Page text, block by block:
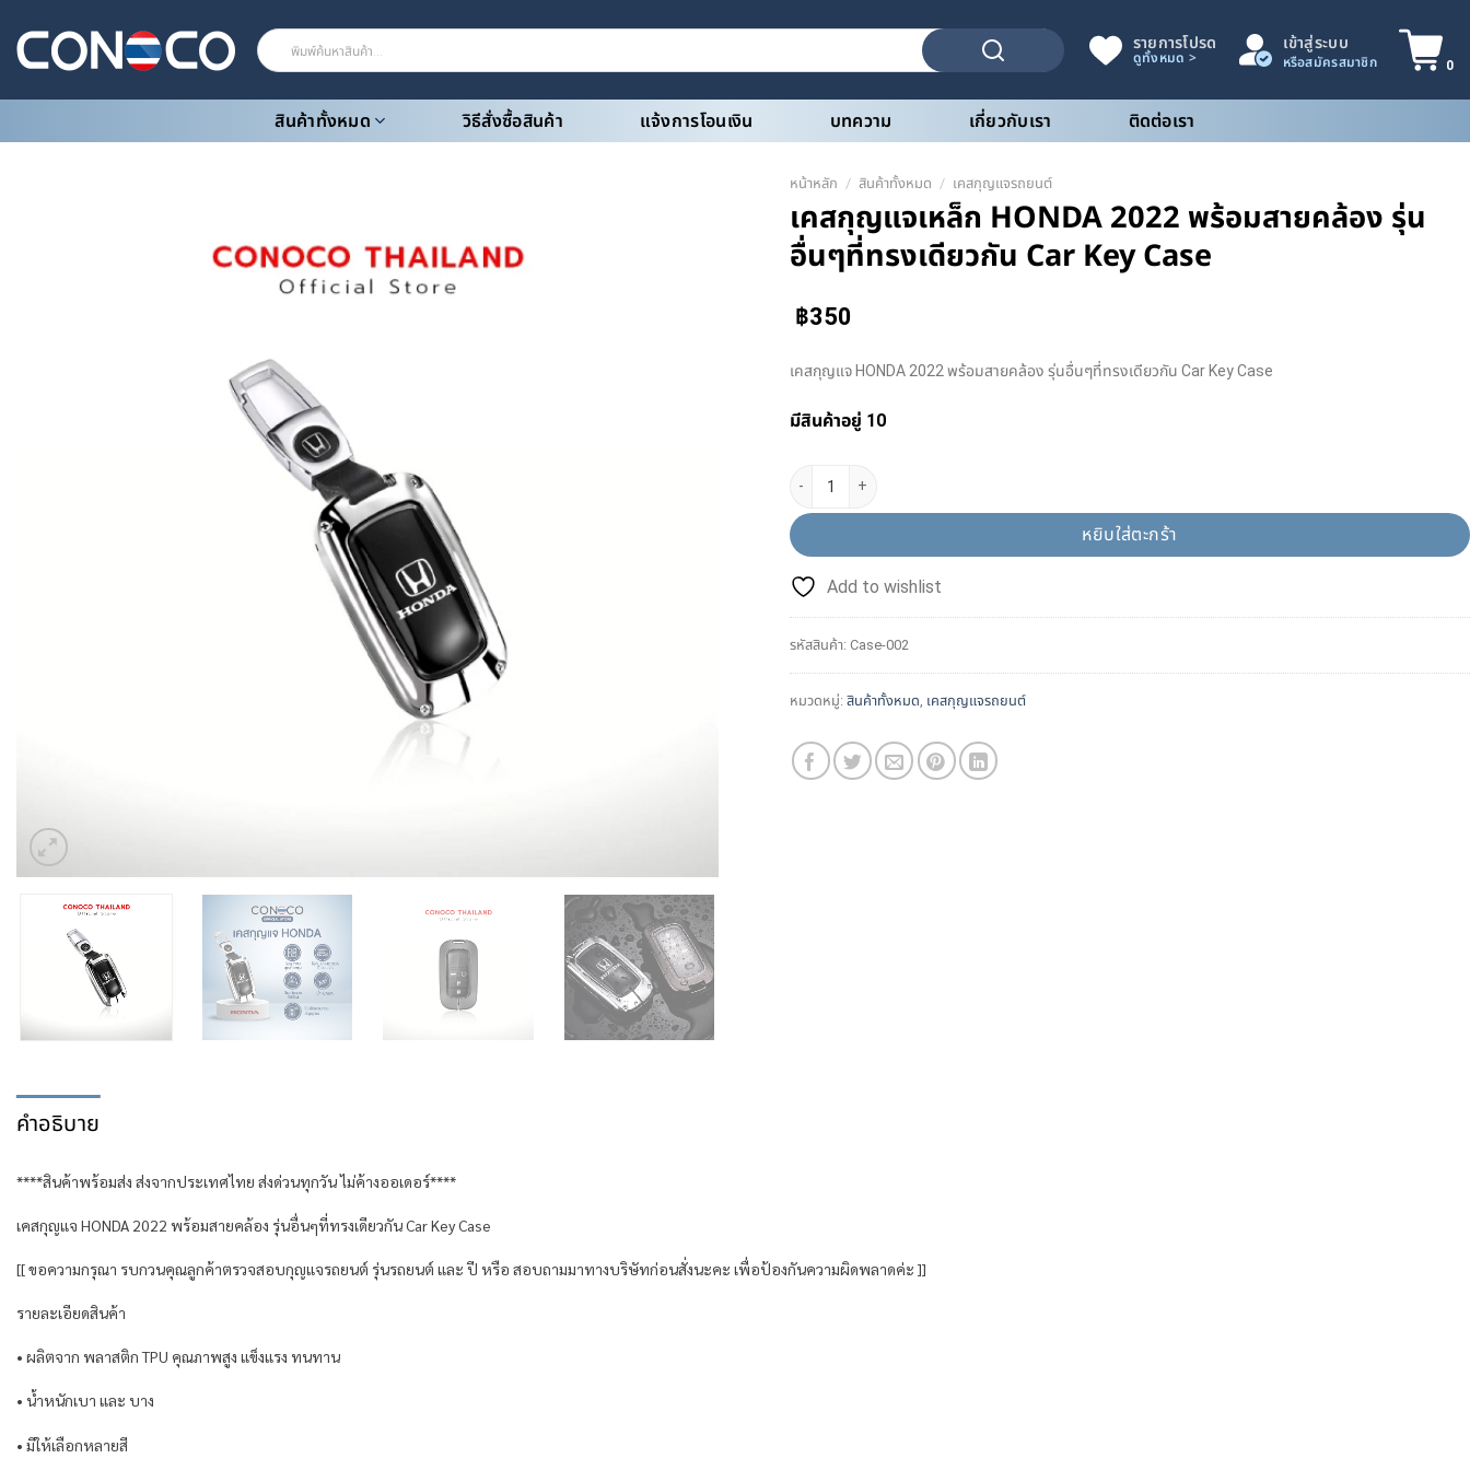
content
ค้นหา: รายการโปรด เข้าสู่ระบบ
0
สินค้าทั้งหมด วิธีสั่งซื้อสินค้า แจ้งการโอนเงิน บทความ เกี่ยวกับเรา ติดต่อเรา
หน้าหลัก / สินค้าทั้งหมด / เคสกุญแจรถยนต์
เคสกุญแจเหล็ก HONDA 2022 พร้อมสายคล้อง รุ่น
อื่นๆที่ทรงเดียวกัน Car Key Case
฿350
เคสกุญแจ HONDA 2022 พร้อมสายคล้อง รุ่นอื่นๆที่ทรงเดียวกัน Car Key Case
มีสินค้าอยู่ 10
หยิบใส่ตะกร้า
Add to wishlist
รหัสสินค้า: Case-002
หมวดหมู่: สินค้าทั้งหมด เคสกุญแจรถยนต์
คำอธิบาย
****สินค้าพร้อมส่ง ส่งจากประเทศไทย ส่งด่วนทุกวัน ไม่ค้างออเดอร์****
เคสกุญแจ HONDA 2022 พร้อมสายคล้อง รุ่นอื่นๆที่ทรงเดียวกัน Car Key Case
[[ ขอความกรุณา รบกวนคุณลูกค้าตรวจสอบกุญแจรถยนต์ รุ่นรถยนต์ และ ปี หรือ สอบถามมาทางบริษัทก่อนสั่งนะคะ เพื่อป้องกันความผิดพลาดค่ะ ]]
รายละเอียดสินค้า
• ผลิตจาก พลาสติก TPU คุณภาพสูง แข็งแรง ทนทาน
• น้ำหนักเบา และ บาง
• มีให้เลือกหลายสี